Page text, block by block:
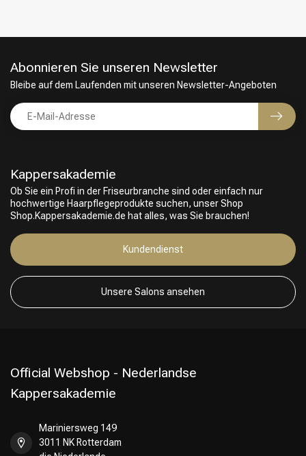
Kappersakademie
Ob Sie ein Profi in der Friseurbranche sind oder einfach nur
hochwertige Haarpflegeprodukte suchen, unser Shop
Shop.Kappersakademie.de hat alles, was Sie brauchen!
Kundendienst
Unsere Salons ansehen
Abonnieren Sie unseren Newsletter
Bleibe auf dem Laufenden mit unseren Newsletter-Angeboten
Official Webshop - Nederlandse
Kappersakademie
Mariniersweg 149
3011 NK Rotterdam